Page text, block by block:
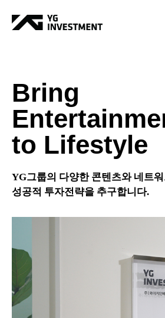
Bring
to Lifestyle
YG그룹의 다양한 콘텐츠와 네트
성공적 투자전략을 추구합니다.